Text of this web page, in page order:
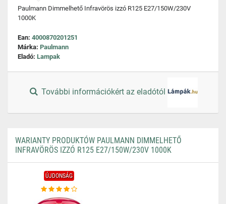
Paulmann Dimmelhető Infravörös izzó R125 E27/150W/230V
1000K
Ean: 4000870201251
Márka: Paulmann
Eladó: Lampak
További információkért az eladótól
WARIANTY PRODUKTÓW PAULMANN DIMMELHETŐ
INFRAVÖRÖS IZZÓ R125 E27/150W/230V 1000K
ÚJDONSÁG